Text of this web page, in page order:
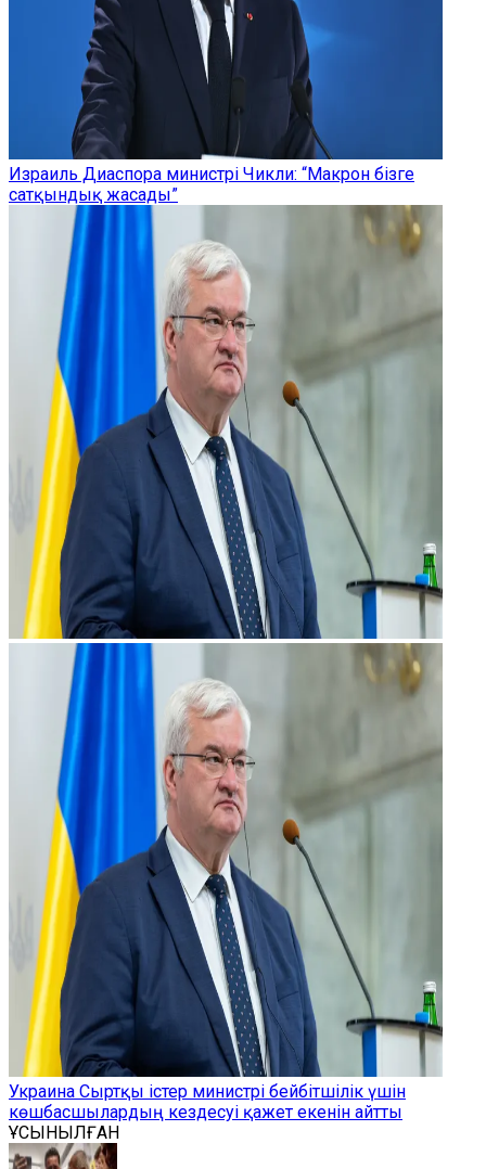
Израиль Диаспора министрі Чикли: “Макрон бізге
сатқындық жасады”
Украина Сыртқы істер министрі бейбітшілік үшін
көшбасшылардың кездесуі қажет екенін айтты
ҰСЫНЫЛҒАН